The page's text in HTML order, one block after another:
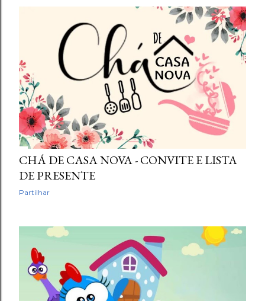
CHÁ DE CASA NOVA - CONVITE E LISTA
DE PRESENTE
Partilhar